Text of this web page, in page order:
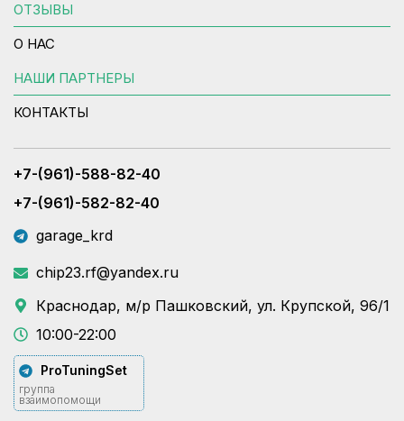
ОТЗЫВЫ
О НАС
НАШИ ПАРТНЕРЫ
КОНТАКТЫ
+7-(961)-588-82-40
+7-(961)-582-82-40
garage_krd
chip23.rf@yandex.ru
Краснодар, м/р Пашковский, ул. Крупской, 96/1
10:00-22:00
ProTuningSet
группа
взаимопомощи